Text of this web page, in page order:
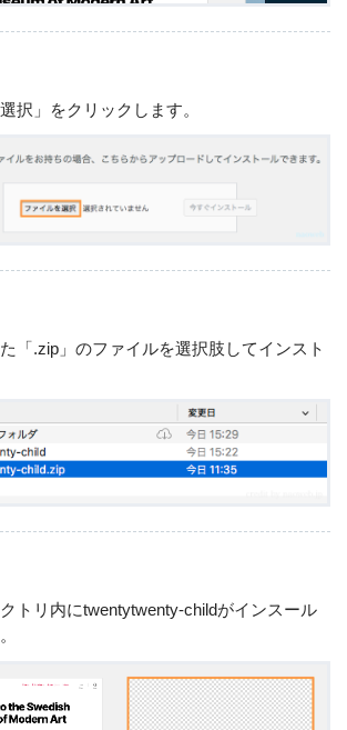
択」をクリックします。
「.zip」のファイルを選択肢してインスト
トリ内にtwentytwenty-childがインスール